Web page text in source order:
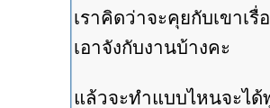
เราคิดว่าจะคุยกับเขาเ
เอาจังกับงานบ้างคะ
แล้วจะทำแบบไหนจะไ